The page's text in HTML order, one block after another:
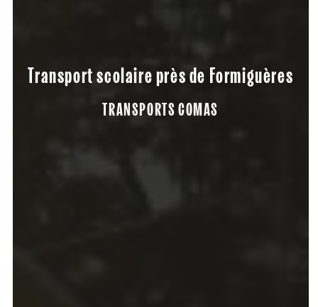
Transport scolaire près de Formiguères
TRANSPORTS COMAS